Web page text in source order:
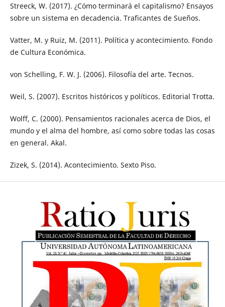
Streeck, W. (2017). ¿Cómo terminará el capitalismo? Ensayos
sobre un sistema en decadencia. Traficantes de Sueños.
Vatter, M. y Ruiz, M. (2011). Política y acontecimiento. Fondo
de Cultura Económica.
von Schelling, F. W. J. (2006). Filosofía del arte. Tecnos.
Weil, S. (2007). Escritos históricos y políticos. Editorial Trotta.
Wolff, C. (2000). Pensamientos racionales acerca de Dios, el
mundo y el alma del hombre, así como sobre todas las cosas
en general. Akal.
Zizek, S. (2014). Acontecimiento. Sexto Piso.